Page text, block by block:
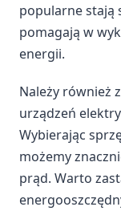
popularne stają
pomagają w
energii.
Należy również
urządzeń
Wybierając
możemy
prąd. Warto